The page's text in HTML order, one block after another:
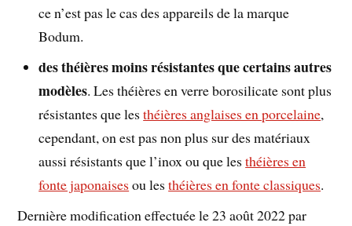
ce n’est pas le cas des appareils de la marque
Bodum.
des théières moins résistantes que certains autres
modèles. Les théières en verre borosilicate sont plus
résistantes que lesthéières anglaises en porcelaine,
cependant, on est pas non plus sur des matériaux
aussi résistants que l’inox ou que lesthéières en
fonte japonaises ou lesthéières en fonte classiques.
Dernière modification effectuée le 23 août 2022 par